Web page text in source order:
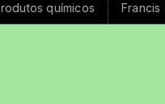
Francis e Olivia Hime